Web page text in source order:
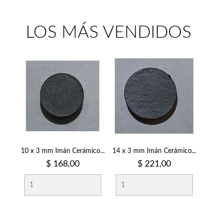
LOS MÁS VENDIDOS
10 x 3 mm Imán Cerámico...
Precio
$ 168,00
14 x 3 mm Imán Cerámico...
Precio
$ 221,00